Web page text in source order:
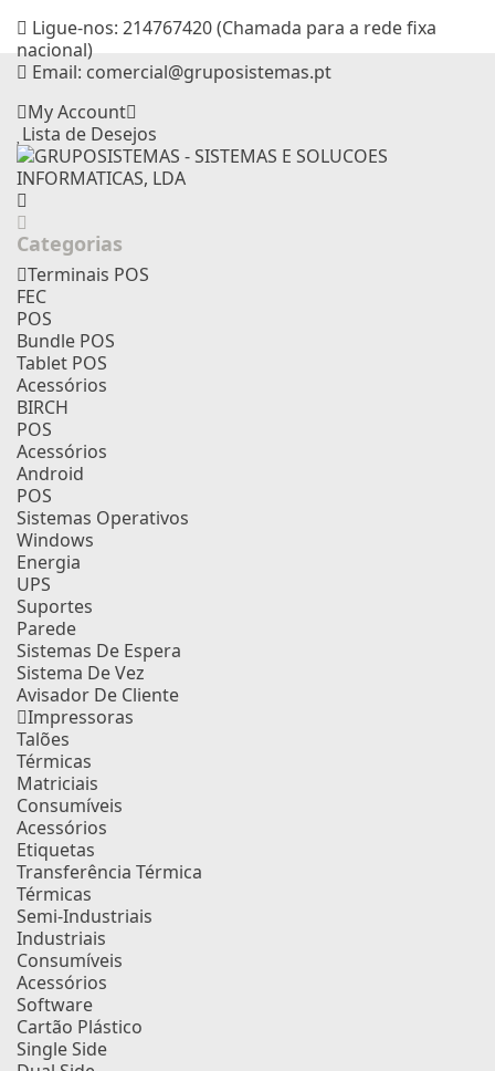
Ligue-nos: 214767420 (Chamada para a rede fixa
nacional)
Email: comercial@gruposistemas.pt
My Account
Lista de Desejos
Categorias
Terminais POS
FEC
POS
Bundle POS
Tablet POS
Acessórios
BIRCH
POS
Acessórios
Android
POS
Sistemas Operativos
Windows
Energia
UPS
Suportes
Parede
Sistemas De Espera
Sistema De Vez
Avisador De Cliente
Impressoras
Talões
Térmicas
Matriciais
Consumíveis
Acessórios
Etiquetas
Transferência Térmica
Térmicas
Semi-Industriais
Industriais
Consumíveis
Acessórios
Software
Cartão Plástico
Single Side